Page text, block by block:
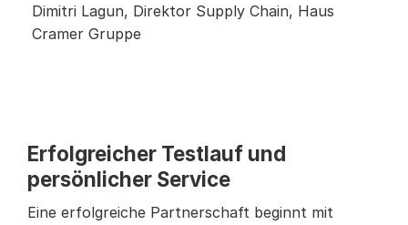
Dimitri Lagun, Direktor Supply Chain, Haus
Cramer Gruppe
Erfolgreicher Testlauf und
persönlicher Service
Eine erfolgreiche Partnerschaft beginnt mit